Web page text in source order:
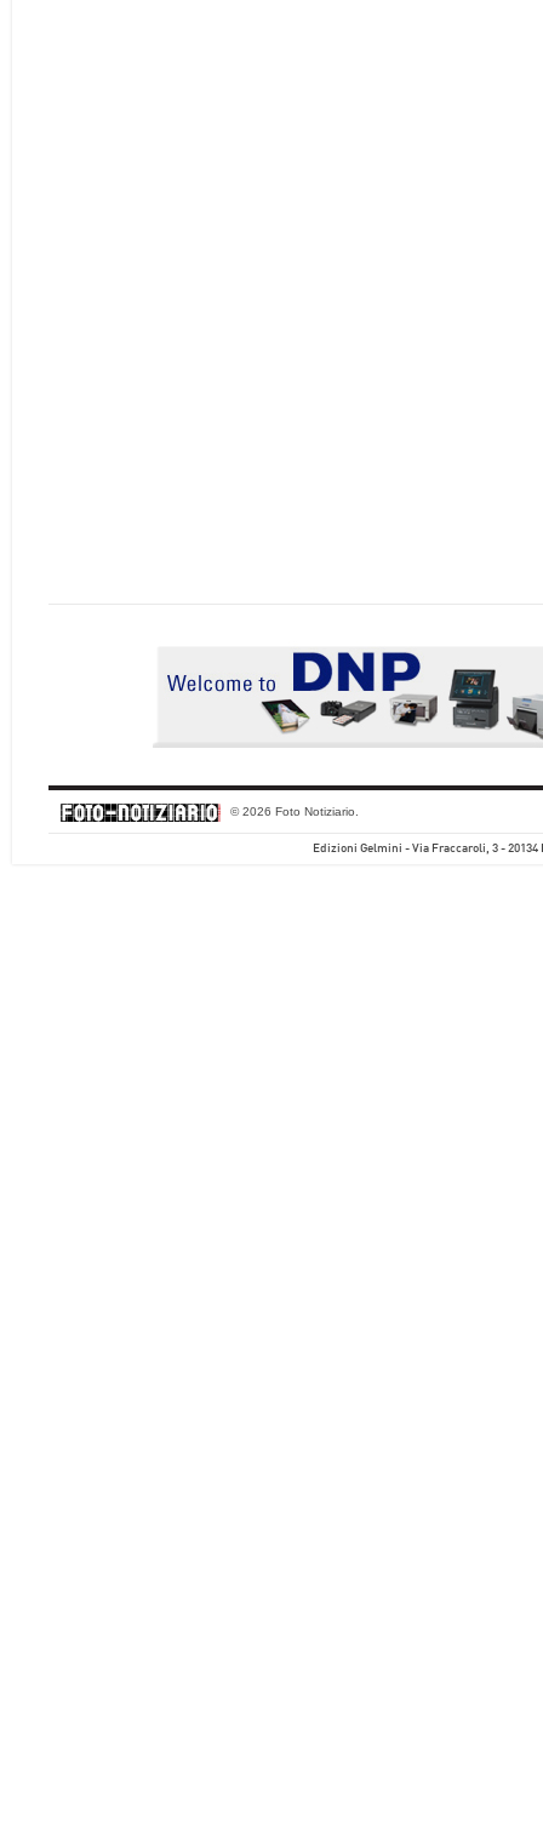
© 2026 Foto Notiziario.
Edizioni Gelmini - Via Fraccaroli, 3 - 20134